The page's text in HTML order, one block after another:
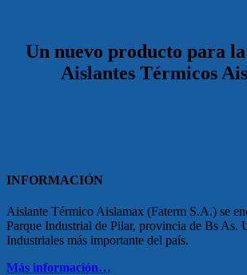
Un nuevo producto para
Aislantes Térmicos
INFORMACIÓN
Aislante Térmico Aislamax (Faterm S.A.) se
Parque Industrial de Pilar, provincia de Bs As.
Industriales más importante del país.
Más información…